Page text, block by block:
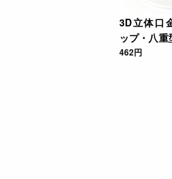
3D立体口
ップ・八
462円